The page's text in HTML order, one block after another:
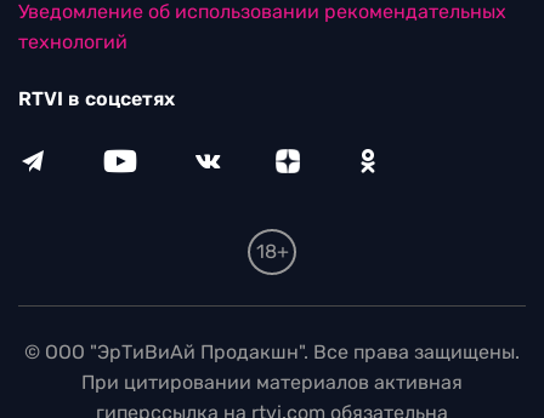
Уведомление об использовании рекомендательных
технологий
RTVI в соцсетях
18+
© ООО "ЭрТиВиАй Продакшн". Все права защищены.
При цитировании материалов активная
гиперссылка на rtvi.com обязательна